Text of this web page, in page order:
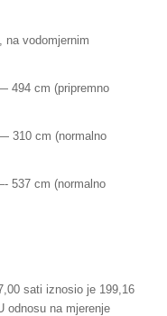
na vodomjernim
cm (pripremno
cm (normalno
cm (normalno
sati iznosio je 199,16
odnosu na mjerenje